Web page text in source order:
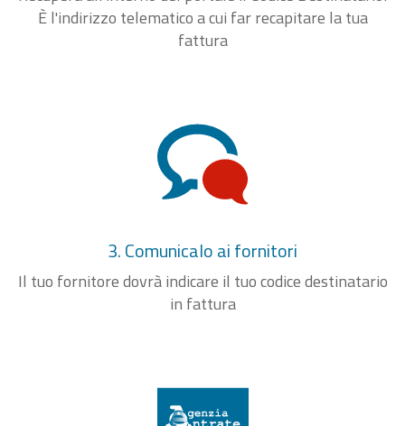
È l'indirizzo telematico a cui far recapitare la tua
fattura
3. Comunicalo ai fornitori
Il tuo fornitore dovrà indicare il tuo codice destinatario
in fattura